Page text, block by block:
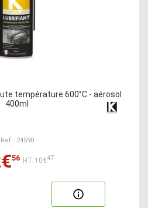
température 600°C - aérosol
400ml
Ref : 24590
56 HT:10€47